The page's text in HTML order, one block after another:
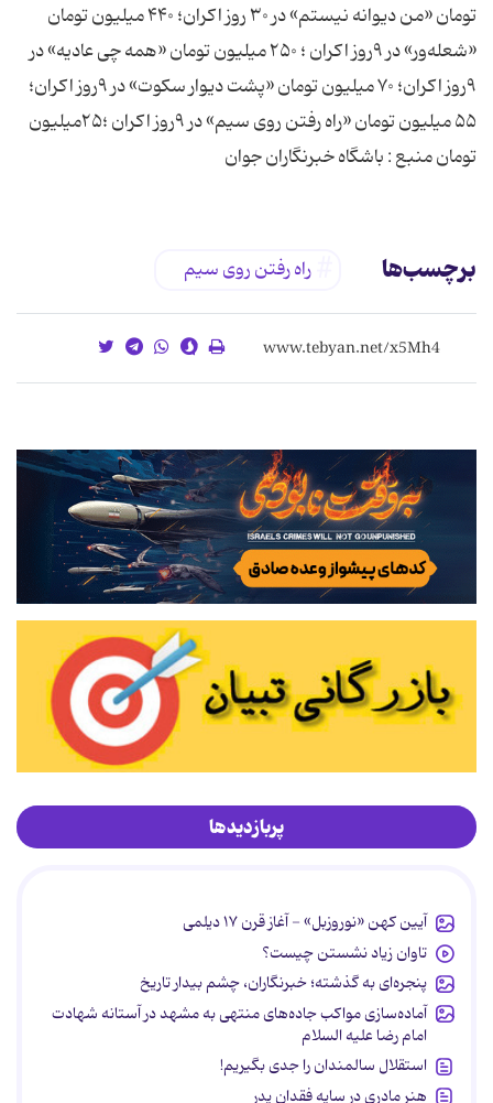
تومان «من دیوانه نیستم» در ۳۰ روز اکران؛ ۴۴۰ میلیون تومان
«شعله‌ور» در ۹روز اکران ؛ ۲۵۰ میلیون تومان «همه چی عادیه» در
۹روز اکران؛ ۷۰ میلیون تومان «پشت دیوار سکوت» در ۹روز اکران؛
۵۵ میلیون تومان «راه رفتن روی سیم» در ۹روز اکران ؛۲۵میلیون
تومان منبع : باشگاه خبرنگاران جوان
برچسب‌ها راه رفتن روی سیم
پربازدیدها
آیین کهن «نوروزبل» - آغاز قرن ۱۷ دیلمی
تاوان زیاد نشستن چیست؟
پنجره‌ای به گذشته؛ خبرنگاران، چشم بیدار تاریخ
آماده‌سازی مواکب جاده‌های منتهی به مشهد در آستانه شهادت
امام رضا علیه السلام
استقلال سالمندان را جدی بگیریم!
هنر مادری در سایه‌ فقدان پدر